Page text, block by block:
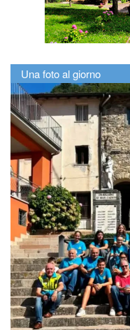
Una foto al giorno